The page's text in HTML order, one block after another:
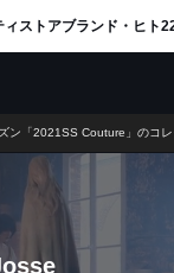
ィ ストアブランド・ヒト
ン「2021SS Couture」のコ